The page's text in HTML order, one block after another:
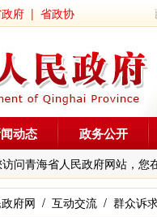
府 | 省政协
问青海省人民政府网站，您
动态 政务公开
府网 / 互动交流 / 群众诉